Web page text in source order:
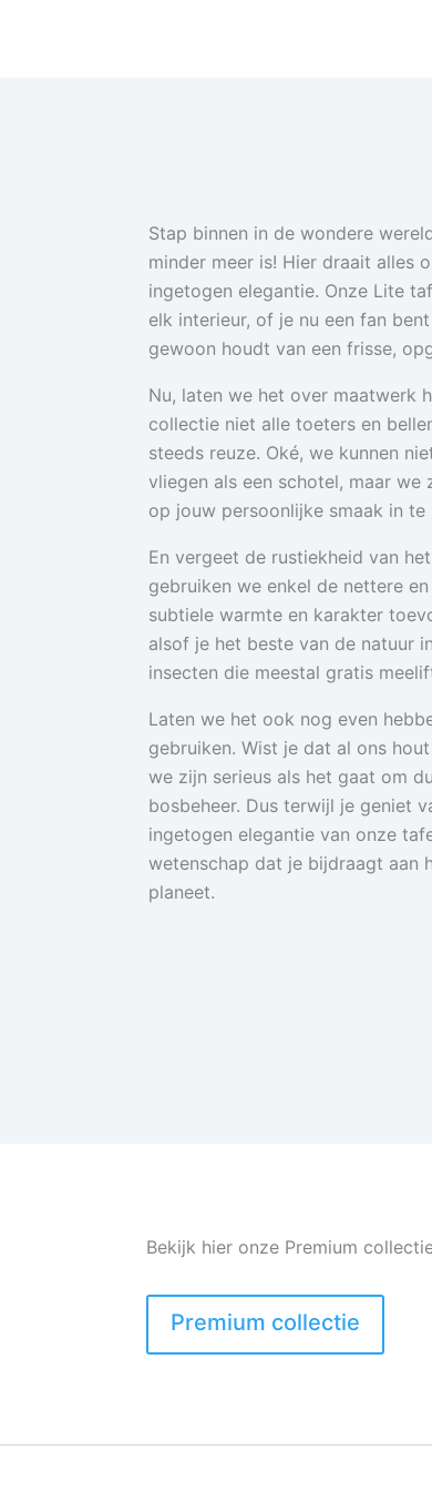
Stap binnen in de wondere
minder meer is! Hier draait alles
ingetogen elegantie. Onze Lite
elk interieur, of je nu een fan
gewoon houdt van een frisse,
Nu, laten we het over maatwerk
collectie niet alle toeters en
steeds reuze. Oké, we kunnen
vliegen als een schotel, maar
op jouw persoonlijke smaak in te
En vergeet de rustiekheid van
gebruiken we enkel de nettere
subtiele warmte en karakter
alsof je het beste van de natuur
insecten die meestal gratis
Laten we het ook nog even
gebruiken. Wist je dat al ons
we zijn serieus als het gaat om
bosbeheer. Dus terwijl je geniet
ingetogen elegantie van onze
wetenschap dat je bijdraagt aan
planeet.
Bekijk hier onze Premium
Premium collectie